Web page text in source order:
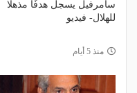
سامرفيل يسجل هدفًا مذهلًا
للهلال- فيديو
منذ 5 أيام